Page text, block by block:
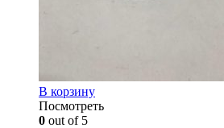
В корзину
Посмотреть
0 out of 5